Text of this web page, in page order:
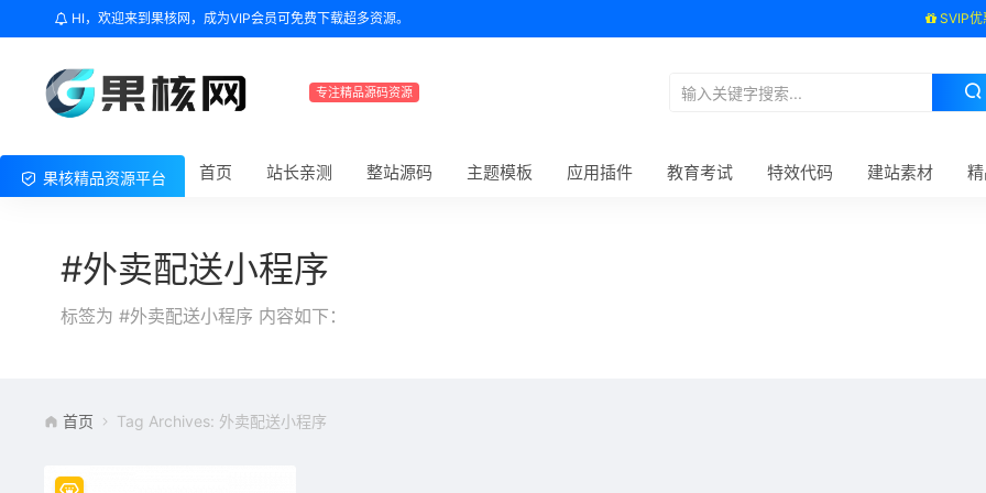
HI，欢迎来到果核网，成为VIP会员可免费下载超多资源。 SVIP优
专注精品源码资源
果核精品资源平台 首页 站长亲测 整站源码 主题模板 应用插件 教育考试 特效代码 建站素材
#外卖配送小程序
标签为 #外卖配送小程序 内容如下：
首页 Tag Archives: 外卖配送小程序